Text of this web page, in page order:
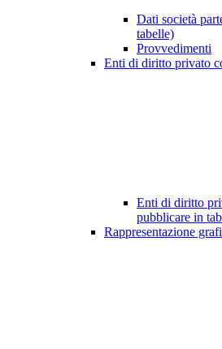
Dati società
tabelle)
Provvedimenti
Enti di diritto privato
Enti di diritto
pubblicare in
Rappresentazione